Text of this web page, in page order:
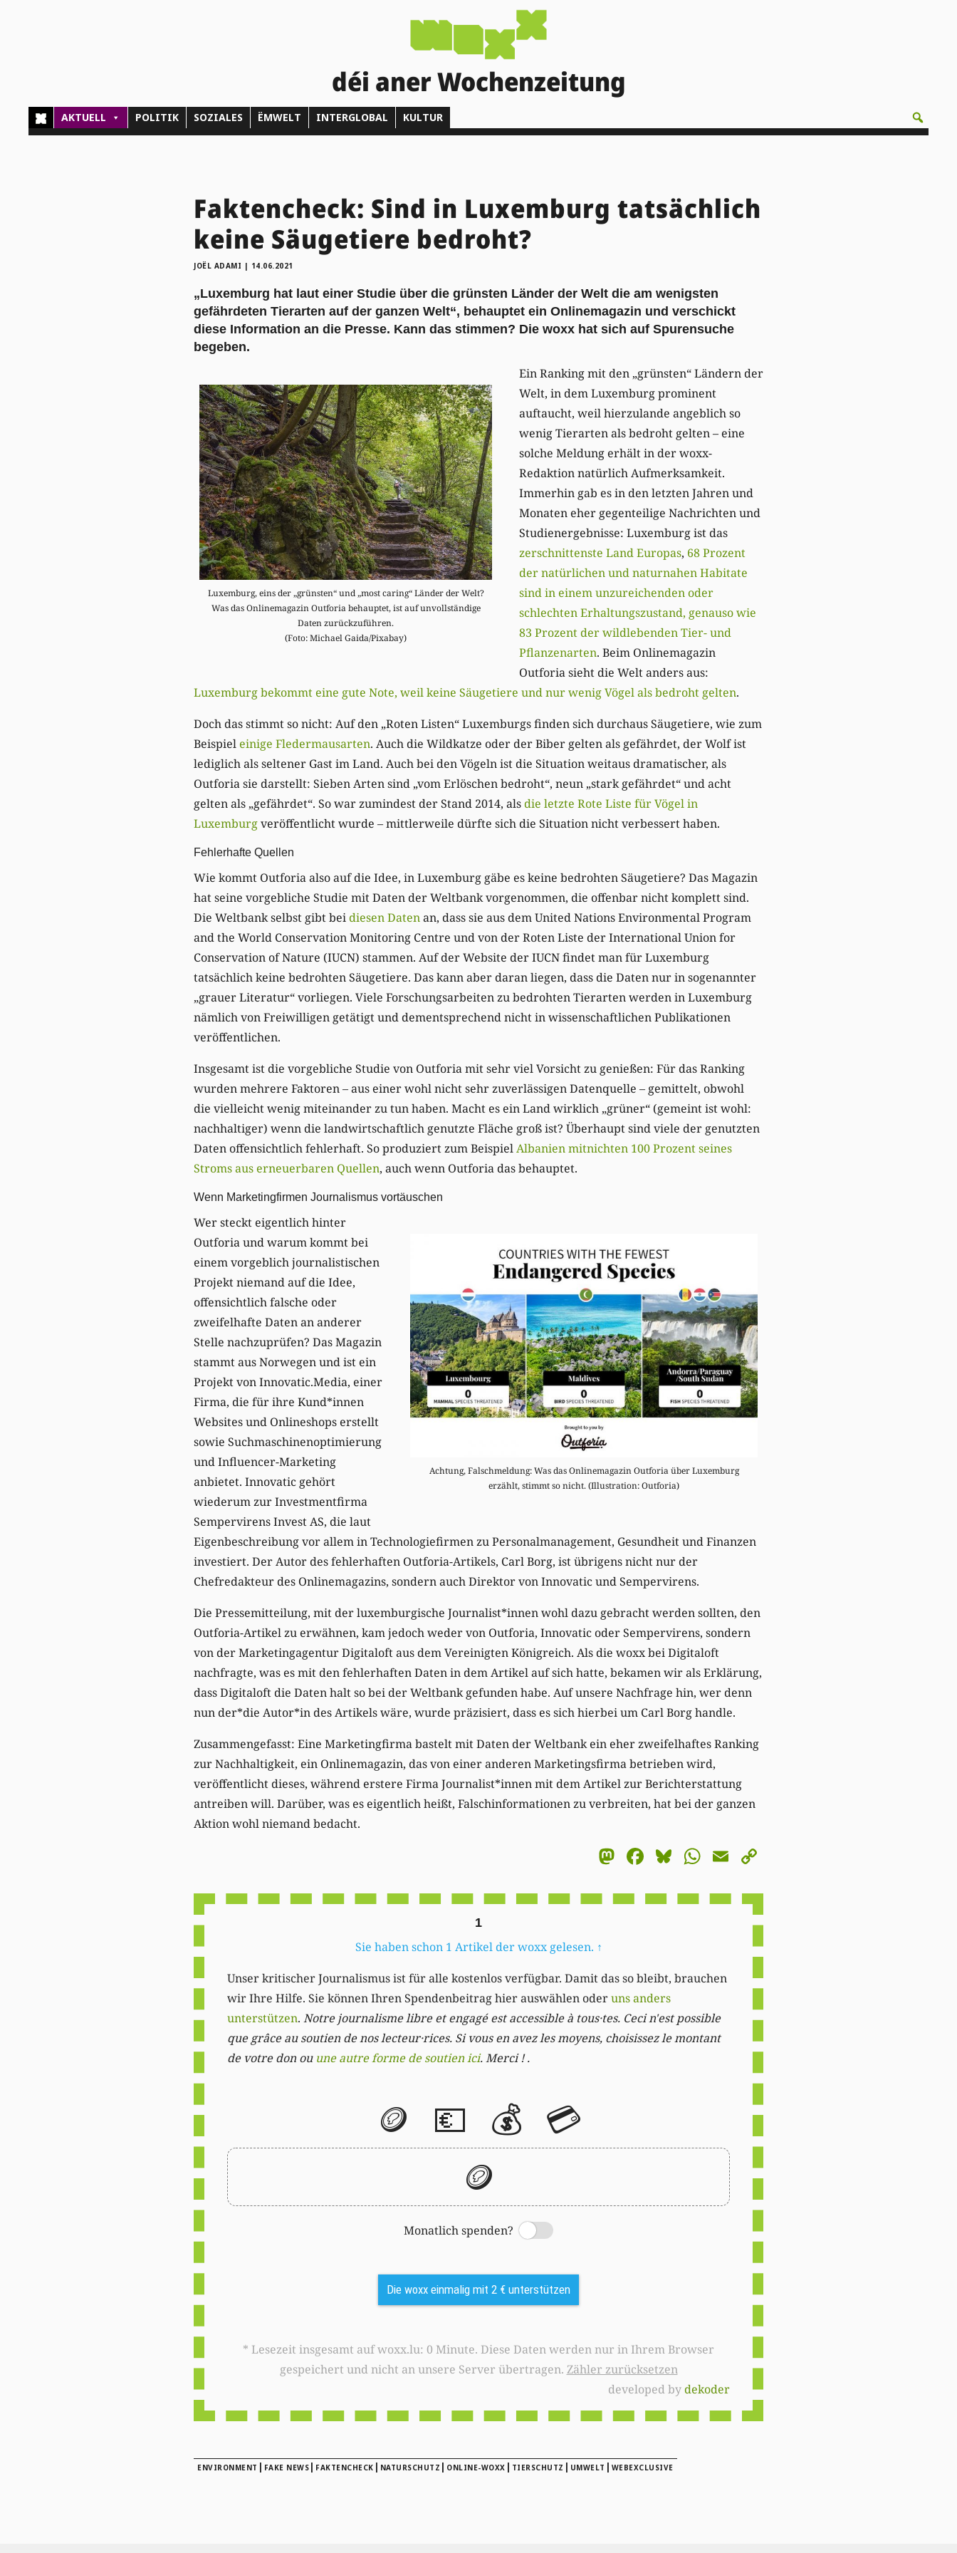
déi aner Wochenzeitung
AKTUELL POLITIK SOZIALES ËMWELT INTERGLOBAL KULTUR
Faktencheck: Sind in Luxemburg tatsächlich
keine Säugetiere bedroht?
JOËL ADAMI | 14.06.2021
„Luxemburg hat laut einer Studie über die grünsten Länder der Welt die am wenigsten
gefährdeten Tierarten auf der ganzen Welt“, behauptet ein Onlinemagazin und verschickt
diese Information an die Presse. Kann das stimmen? Die woxx hat sich auf Spurensuche
begeben.
Luxemburg, eins der „grünsten“ und „most caring“ Länder der Welt?
Was das Onlinemagazin Outforia behauptet, ist auf unvollständige
Daten zurückzuführen.
(Foto: Michael Gaida/Pixabay)
Ein Ranking mit den „grünsten“ Ländern der
Welt, in dem Luxemburg prominent
auftaucht, weil hierzulande angeblich so
wenig Tierarten als bedroht gelten – eine
solche Meldung erhält in der woxx-
Redaktion natürlich Aufmerksamkeit.
Immerhin gab es in den letzten Jahren und
Monaten eher gegenteilige Nachrichten und
Studienergebnisse: Luxemburg ist das
zerschnittenste Land Europas, 68 Prozent
der natürlichen und naturnahen Habitate
sind in einem unzureichenden oder
schlechten Erhaltungszustand, genauso wie
83 Prozent der wildlebenden Tier- und
Pflanzenarten. Beim Onlinemagazin
Outforia sieht die Welt anders aus:
Luxemburg bekommt eine gute Note, weil keine Säugetiere und nur wenig Vögel als bedroht gelten.
Doch das stimmt so nicht: Auf den „Roten Listen“ Luxemburgs finden sich durchaus Säugetiere, wie zum
Beispieleinige Fledermausarten. Auch die Wildkatze oder der Biber gelten als gefährdet, der Wolf ist
lediglich als seltener Gast im Land. Auch bei den Vögeln ist die Situation weitaus dramatischer, als
Outforia sie darstellt: Sieben Arten sind „vom Erlöschen bedroht“, neun „stark gefährdet“ und acht
gelten als „gefährdet“. So war zumindest der Stand 2014, alsdie letzte Rote Liste für Vögel in
Luxemburgveröffentlicht wurde – mittlerweile dürfte sich die Situation nicht verbessert haben.
Fehlerhafte Quellen
Wie kommt Outforia also auf die Idee, in Luxemburg gäbe es keine bedrohten Säugetiere? Das Magazin
hat seine vorgebliche Studie mit Daten der Weltbank vorgenommen, die offenbar nicht komplett sind.
Die Weltbank selbst gibt beidiesen Datenan, dass sie aus dem United Nations Environmental Program
and the World Conservation Monitoring Centre und von der Roten Liste der International Union for
Conservation of Nature (IUCN) stammen. Auf der Website der IUCN findet man für Luxemburg
tatsächlich keine bedrohten Säugetiere. Das kann aber daran liegen, dass die Daten nur in sogenannter
„grauer Literatur“ vorliegen. Viele Forschungsarbeiten zu bedrohten Tierarten werden in Luxemburg
nämlich von Freiwilligen getätigt und dementsprechend nicht in wissenschaftlichen Publikationen
veröffentlichen.
Insgesamt ist die vorgebliche Studie von Outforia mit sehr viel Vorsicht zu genießen: Für das Ranking
wurden mehrere Faktoren – aus einer wohl nicht sehr zuverlässigen Datenquelle – gemittelt, obwohl
die vielleicht wenig miteinander zu tun haben. Macht es ein Land wirklich „grüner“ (gemeint ist wohl:
nachhaltiger) wenn die landwirtschaftlich genutzte Fläche groß ist? Überhaupt sind viele der genutzten
Daten offensichtlich fehlerhaft. So produziert zum BeispielAlbanien mitnichten 100 Prozent seines
Stroms aus erneuerbaren Quellen, auch wenn Outforia das behauptet.
Wenn Marketingfirmen Journalismus vortäuschen
Achtung, Falschmeldung: Was das Onlinemagazin Outforia über Luxemburg
erzählt, stimmt so nicht. (Illustration: Outforia)
Wer steckt eigentlich hinter
Outforia und warum kommt bei
einem vorgeblich journalistischen
Projekt niemand auf die Idee,
offensichtlich falsche oder
zweifelhafte Daten an anderer
Stelle nachzuprüfen? Das Magazin
stammt aus Norwegen und ist ein
Projekt von Innovatic.Media, einer
Firma, die für ihre Kund*innen
Websites und Onlineshops erstellt
sowie Suchmaschinenoptimierung
und Influencer-Marketing
anbietet. Innovatic gehört
wiederum zur Investmentfirma
Sempervirens Invest AS, die laut
Eigenbeschreibung vor allem in Technologiefirmen zu Personalmanagement, Gesundheit und Finanzen
investiert. Der Autor des fehlerhaften Outforia-Artikels, Carl Borg, ist übrigens nicht nur der
Chefredakteur des Onlinemagazins, sondern auch Direktor von Innovatic und Sempervirens.
Die Pressemitteilung, mit der luxemburgische Journalist*innen wohl dazu gebracht werden sollten, den
Outforia-Artikel zu erwähnen, kam jedoch weder von Outforia, Innovatic oder Sempervirens, sondern
von der Marketingagentur Digitaloft aus dem Vereinigten Königreich. Als die woxx bei Digitaloft
nachfragte, was es mit den fehlerhaften Daten in dem Artikel auf sich hatte, bekamen wir als Erklärung,
dass Digitaloft die Daten halt so bei der Weltbank gefunden habe. Auf unsere Nachfrage hin, wer denn
nun der*die Autor*in des Artikels wäre, wurde präzisiert, dass es sich hierbei um Carl Borg handle.
Zusammengefasst: Eine Marketingfirma bastelt mit Daten der Weltbank ein eher zweifelhaftes Ranking
zur Nachhaltigkeit, ein Onlinemagazin, das von einer anderen Marketingsfirma betrieben wird,
veröffentlicht dieses, während erstere Firma Journalist*innen mit dem Artikel zur Berichterstattung
antreiben will. Darüber, was es eigentlich heißt, Falschinformationen zu verbreiten, hat bei der ganzen
Aktion wohl niemand bedacht.
Mastodon
Facebook
Bluesky
WhatsApp
Email
1
Sie haben schon 1 Artikel der woxx gelesen. ↑
Unser kritischer Journalismus ist für alle kostenlos verfügbar. Damit das so bleibt, brauchen
wir Ihre Hilfe. Sie können Ihren Spendenbeitrag hier auswählen oderuns anders
unterstützen. Notre journalisme libre et engagé est accessible à tous·tes. Ceci n'est possible
que grâce au soutien de nos lecteur·rices. Si vous en avez les moyens, choisissez le montant
de votre don ou une autre forme de soutien ici. Merci ! .
🪙 💶 💰 💳
🪙
Monatlich spenden?
Switch
Die woxx einmalig mit 2 € unterstützen
* Lesezeit insgesamt auf woxx.lu: 0 Minute. Diese Daten werden nur in Ihrem Browser
gespeichert und nicht an unsere Server übertragen. Zähler zurücksetzen
developed bydekoder
ENVIRONMENT | FAKE NEWS | FAKTENCHECK | NATURSCHUTZ | ONLINE-WOXX | TIERSCHUTZ | UMWELT | WEBEXCLUSIVE